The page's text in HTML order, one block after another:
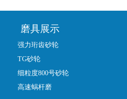
磨具展示
强力珩齿砂轮
TG砂轮
细粒度800号砂轮
高速蜗杆磨